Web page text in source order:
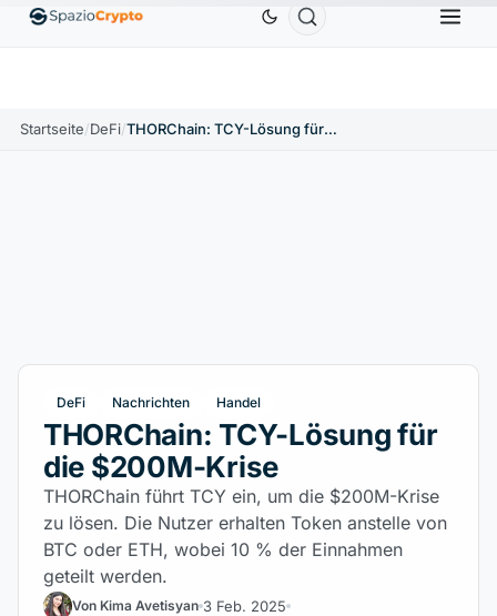
EthereumETH1.880,58 $ TetherUSDT 0,9991 $ BNB
Startseite/DeFi/ THORChain: TCY-Lösung für die $200M-Krise
DeFi Nachrichten Handel
THORChain: TCY-Lösung für
die $200M-Krise
THORChain führt TCY ein, um die $200M-Krise
zu lösen. Die Nutzer erhalten Token anstelle von
BTC oder ETH, wobei 10 % der Einnahmen
geteilt werden.
Von Kima Avetisyan 3 Feb. 2025